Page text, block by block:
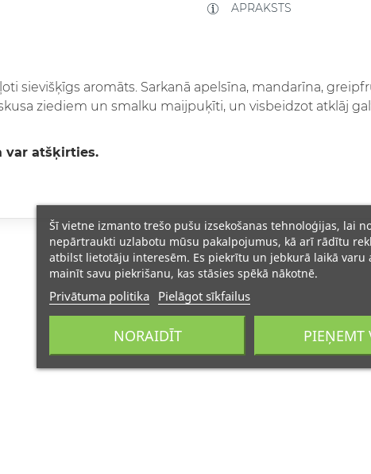
APRAKSTS
sievišķīgs aromāts. Sarkanā apelsīna, mandarīna,
ziediem un smalku maijpuķīti, un visbeidzot atklāj
var atšķirties.
Šī vietne izmanto trešo pušu izsekošanas tehnoloģijas, lai
nepārtraukti uzlabotu mūsu pakalpojumus, kā arī rādītu
atbilst lietotāju interesēm. Es piekrītu un jebkurā laikā varu
mainīt savu piekrišanu, kas stāsies spēkā nākotnē.
Privātuma politika Pielāgot sīkfailus
NORAIDĪT PIEŅEMT